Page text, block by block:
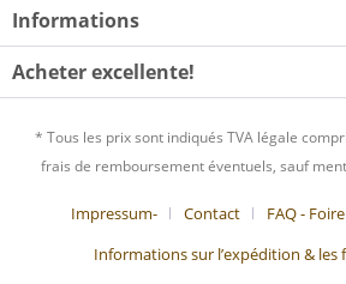
Informations
Acheter excellente!
* Tous les prix sont indiqués TVA légale
frais de remboursement éventuels, sauf
Impressum- Contact
FAQ -
Informations sur l’expédition & les